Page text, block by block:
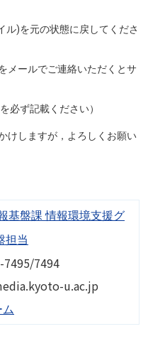
ル)を元の状態に戻してくださ
メールでご連絡いただくとサ
必ず記載ください）
けしますが，よろしくお願い
基盤課 情報環境支援グ
担当
7495/7494
u.ac.jp
ム